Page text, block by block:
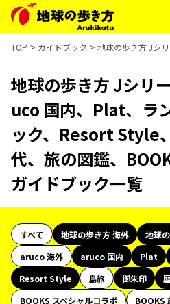
TOP ガイドブック 地球の歩き方 Jシ
地球の歩き方 Jシリ
uco 国内、Plat、ラ
ック、Resort Style
代、旅の図鑑、
ガイドブック一覧
すべて 地球の歩き方 海外
地球
aruco 海外
aruco 国内 Plat
Resort Style
島旅 御朱印
BOOKS スペシャルコラボ
BOOKS